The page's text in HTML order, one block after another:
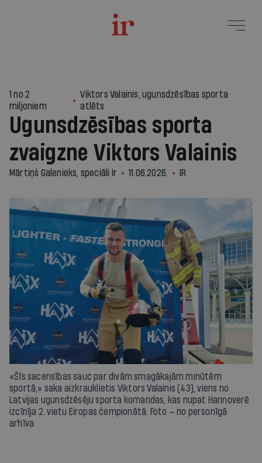
1 no 2
miljoniem
Viktors Valainis, ugunsdzēsības sporta
atlēts
Ugunsdzēsības sporta
zvaigzne Viktors Valainis
Mārtiņš Galenieks, speciāli Ir 11.06.2026. IR
«Šīs sacensības sauc par divām smagākajām minūtēm
sportā,» saka aizkrauklietis Viktors Valainis (43), viens no
Latvijas ugunsdzēsēju sporta komandas, kas nupat Hannoverē
izcīnīja 2. vietu Eiropas čempionātā. Foto — no personīgā
arhīva